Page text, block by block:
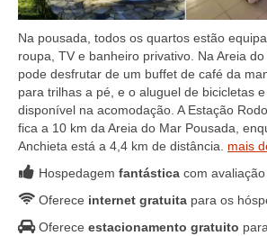
Na pousada, todos os quartos estão
roupa, TV e banheiro privativo. Na Areia
pode desfrutar de um buffet de café da
para trilhas a pé, e o aluguel de bicicletas
disponível na acomodação. A Estação
fica a 10 km da Areia do Mar Pousada,
Anchieta está a 4,4 km de distância. mais
Hospedagem fantástica com
Oferece internet gratuita para os
Oferece estacionamento gratuito